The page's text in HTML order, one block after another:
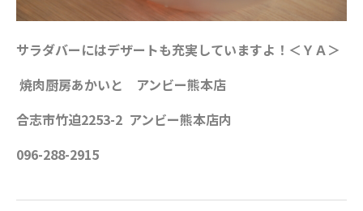
サラダバーにはデザートも充実していますよ！＜ＹＡ＞
焼肉厨房あかいと アンビー熊本店
合志市竹迫2253-2 アンビー熊本店内
096-288-2915